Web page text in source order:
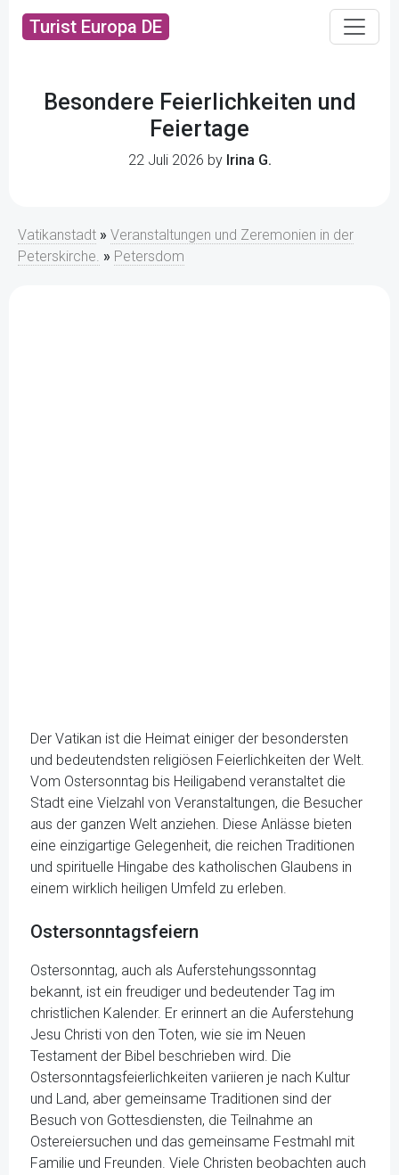
Turist Europa DE
Besondere Feierlichkeiten und
Feiertage
22 Juli 2026 by Irina G.
Vatikanstadt » Veranstaltungen und Zeremonien in der
Peterskirche. » Petersdom
Der Vatikan ist die Heimat einiger der besondersten
und bedeutendsten religiösen Feierlichkeiten der Welt.
Vom Ostersonntag bis Heiligabend veranstaltet die
Stadt eine Vielzahl von Veranstaltungen, die Besucher
aus der ganzen Welt anziehen. Diese Anlässe bieten
eine einzigartige Gelegenheit, die reichen Traditionen
und spirituelle Hingabe des katholischen Glaubens in
einem wirklich heiligen Umfeld zu erleben.
Ostersonntagsfeiern
Ostersonntag, auch als Auferstehungssonntag
bekannt, ist ein freudiger und bedeutender Tag im
christlichen Kalender. Er erinnert an die Auferstehung
Jesu Christi von den Toten, wie sie im Neuen
Testament der Bibel beschrieben wird. Die
Ostersonntagsfeierlichkeiten variieren je nach Kultur
und Land, aber gemeinsame Traditionen sind der
Besuch von Gottesdiensten, die Teilnahme an
Ostereiersuchen und das gemeinsame Festmahl mit
Familie und Freunden. Viele Christen beobachten auch